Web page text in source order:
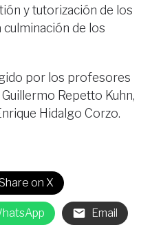
y tutorización de los
de los
por los profesores
Repetto Kuhn,
Hidalgo Corzo.
Share on X
Email